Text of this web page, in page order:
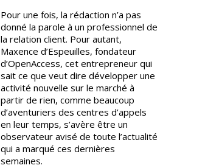
Pour une fois, la rédaction n’a pas
donné la parole à un professionnel de
la relation client. Pour autant,
Maxence d’Espeuilles, fondateur
d’OpenAccess, cet entrepreneur qui
sait ce que veut dire développer une
activité nouvelle sur le marché à
partir de rien, comme beaucoup
d’aventuriers des centres d’appels
en leur temps, s’avère être un
observateur avisé de toute l’actualité
qui a marqué ces dernières
semaines.